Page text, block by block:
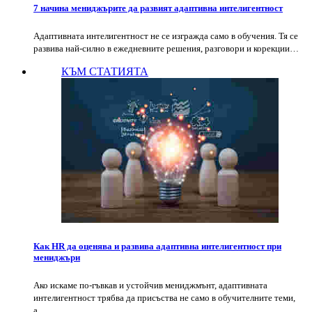
7 начина мениджърите да развият адаптивна интелигентност
Адаптивната интелигентност не се изгражда само в обучения. Тя се
развива най-силно в ежедневните решения, разговори и корекции…
КЪМ СТАТИЯТА
Как HR да оценява и развива адаптивна интелигентност при
мениджъри
Ако искаме по-гъвкав и устойчив мениджмънт, адаптивната
интелигентност трябва да присъства не само в обучителните теми,